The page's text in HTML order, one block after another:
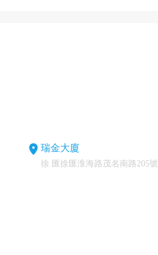
瑞金大廈
徐 匯徐匯淮海路茂名南路205號